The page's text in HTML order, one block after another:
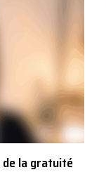
de la gratuité